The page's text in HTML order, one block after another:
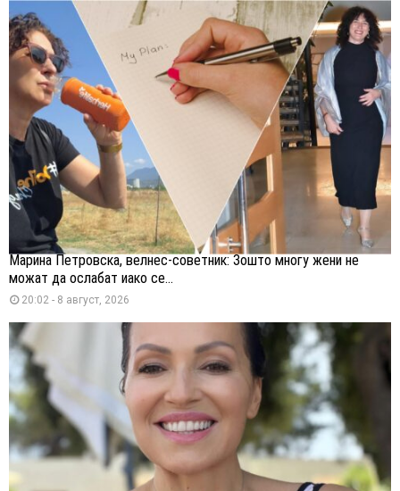
Марина Петровска, велнес-советник: Зошто многу жени не
можат да ослабат иако се...
20:02 - 8 август, 2026